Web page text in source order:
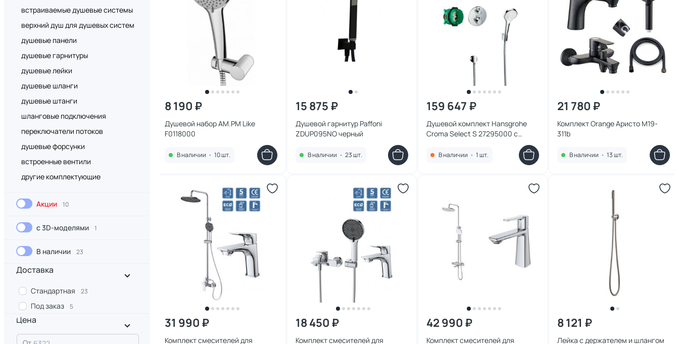
встраиваемые душевые системы
верхний душ для душевых систем
душевые панели
душевые гарнитуры
душевые лейки
душевые шланги
душевые штанги
шланговые подключения
переключатели потоков
душевые форсунки
встроенные вентили
другие комплектующие
Акции 10
с 3D-моделями 1
В наличии 23
Доставка
Стандартная 23
Под заказ 5
Цена
8 190 ₽
Душевой набор AM.PM Like
F0118000
В наличии • 10 шт.
15 875 ₽
Душевой гарнитур Paffoni
ZDUP095NO черный
В наличии • 23 шт.
159 647 ₽
Душевой комплект Hansgrohe
Croma Select S 27295000 с
В наличии • 1 шт.
21 780 ₽
Комплект Orange Аристо M19-
311b
В наличии • 13 шт.
31 990 ₽
Комплект смесителей для
18 450 ₽
Комплект смесителей для
42 990 ₽
Комплект смесителей для
8 121 ₽
Лейка с держателем и шлангом